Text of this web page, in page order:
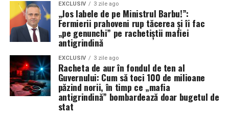
EXCLUSIV 3 zile ago
„Jos labele de pe Ministrul Barbu!”:
Fermierii prahoveni rup tăcerea și îi fac
„pe genunchi” pe rachetiștii mafiei
antigrindină
EXCLUSIV 3 zile ago
Racheta de aur în fondul de ten al
Guvernului: Cum să toci 100 de milioane
păzind norii, în timp ce „mafia
antigrindină” bombardează doar bugetul de
stat